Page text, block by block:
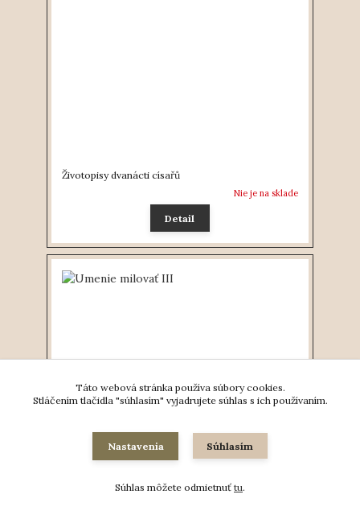
Životopisy dvanácti císařů
Nie je na sklade
Detail
Táto webová stránka používa súbory cookies.
Stláčením tlačidla "súhlasím" vyjadrujete súhlas s ich používaním.
Nastavenia Súhlasím
Súhlas môžete odmietnuť tu.